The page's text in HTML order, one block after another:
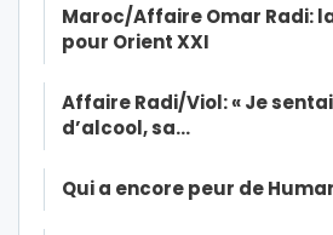
Maroc/Affaire Omar Radi:
pour Orient XXI
Affaire Radi/Viol: « Je
d’alcool, sa…
Qui a encore peur de